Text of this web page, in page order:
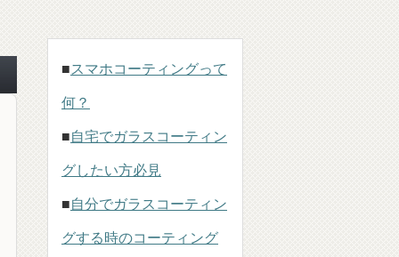
■スマホコーティングって
何？
■自宅でガラスコーティン
グしたい方必見
■自分でガラスコーティン
グする時のコーティング